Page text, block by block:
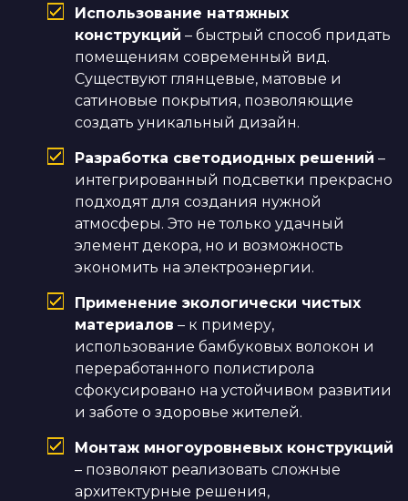
Использование натяжных
конструкций – быстрый способ придать
помещениям современный вид.
Существуют глянцевые, матовые и
сатиновые покрытия, позволяющие
создать уникальный дизайн.
Разработка светодиодных решений –
интегрированный подсветки прекрасно
подходят для создания нужной
атмосферы. Это не только удачный
элемент декора, но и возможность
экономить на электроэнергии.
Применение экологически чистых
материалов – к примеру,
использование бамбуковых волокон и
переработанного полистирола
сфокусировано на устойчивом развитии
и заботе о здоровье жителей.
Монтаж многоуровневых конструкций
– позволяют реализовать сложные
архитектурные решения,